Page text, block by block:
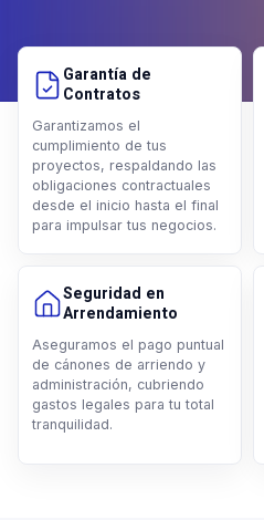
Garantía de
Contratos
Garantizamos el
cumplimiento de tus
proyectos, respaldando las
obligaciones contractuales
desde el inicio hasta el final
para impulsar tus negocios.
Seguridad en
Arrendamiento
Aseguramos el pago puntual
de cánones de arriendo y
administración, cubriendo
gastos legales para tu total
tranquilidad.